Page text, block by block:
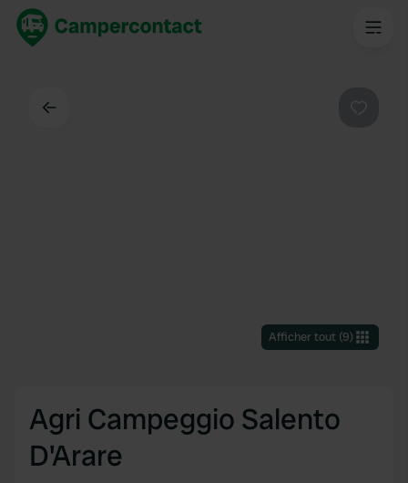
Afficher tout(9)
Agri Campeggio Salento
D'Arare